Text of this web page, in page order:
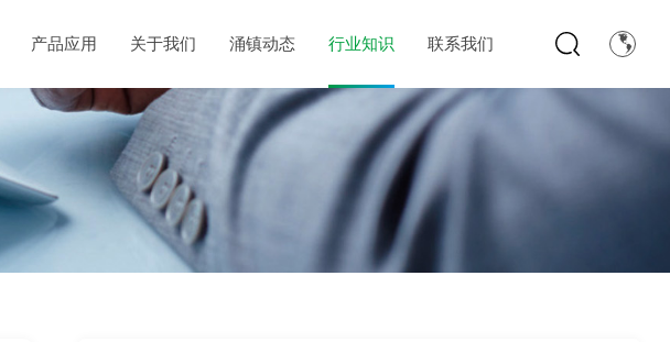
产品应用 关于我们 涌镇动态 行业知识 联系我们